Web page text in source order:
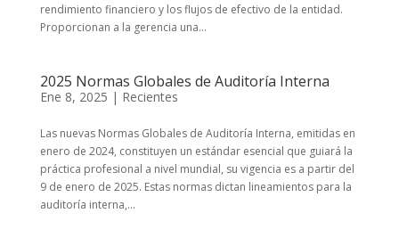
rendimiento financiero y los flujos de efectivo de la entidad.
Proporcionan a la gerencia una...
2025 Normas Globales de Auditoría Interna
Ene 8, 2025 | Recientes
Las nuevas Normas Globales de Auditoría Interna, emitidas en
enero de 2024, constituyen un estándar esencial que guiará la
práctica profesional a nivel mundial, su vigencia es a partir del
9 de enero de 2025. Estas normas dictan lineamientos para la
auditoría interna,...